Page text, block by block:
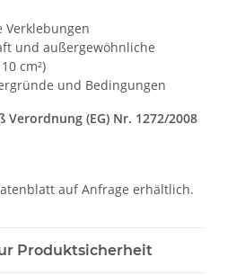
Verklebungen
und außergewöhnliche
cm²)
und Bedingungen
Verordnung (EG) Nr. 1272/2008
auf Anfrage erhältlich.
Produktsicherheit